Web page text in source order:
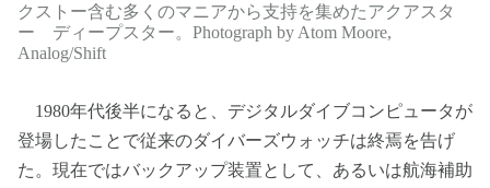
クストー含む多くのマニアから支持を集めたアクアスタ
ー ディープスター。Photograph by Atom Moore,
Analog/Shift
1980年代後半になると、デジタルダイブコンピュータが
登場したことで従来のダイバーズウォッチは終焉を告げ
た。現在ではバックアップ装置として、あるいは航海補助